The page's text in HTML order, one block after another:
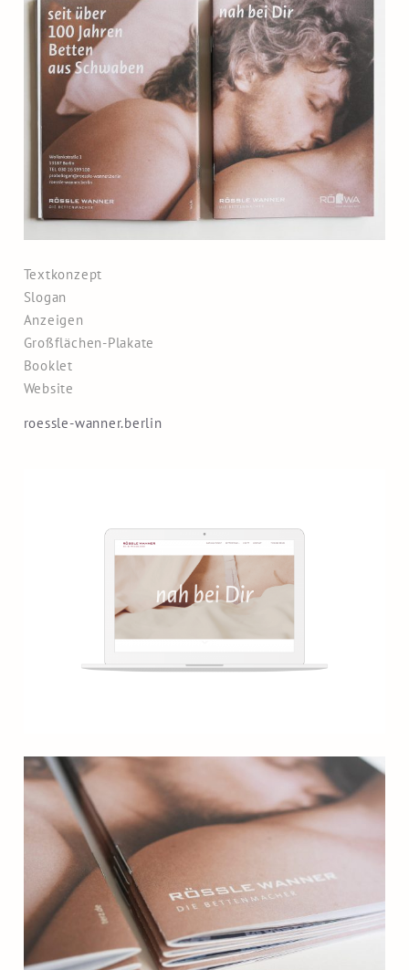
Textkonzept
Slogan
Anzeigen
Großflächen-Plakate
Booklet
Website
roessle-wanner.berlin